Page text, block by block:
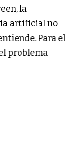
la
artificial no
Para el
problema